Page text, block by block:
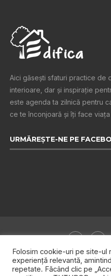
Aici găsești sfaturi practice de
interioare, dar și inspiraţie
este agenda ta zilnică pentru
ce te înconjoară şi îţi face viaţa
URMĂREȘTE-NE PE
Folosim cookie-uri pe site-ul
experiență relevantă,
repetate. Făcând clic pe